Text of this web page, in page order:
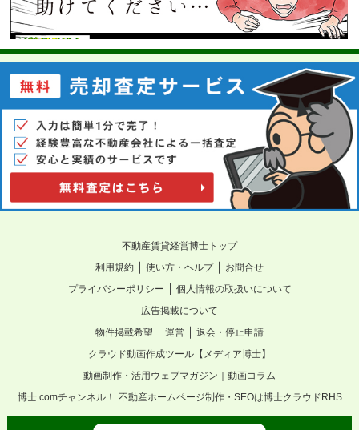
不動産賃貸経営博士トップ
利用規約 ｜ 使い方・ヘルプ｜ お問合せ
プライバシーポリシー ｜ 個人情報の取扱いについて
広告掲載について
物件掲載希望 ｜ 運営 ｜ 退会・停止申請
クラウド動画作成ツール【メディア博士】
動画制作・活用ウェブマガジン｜動画コラム
博士.comチャンネル！
不動産ホームページ制作・SEOは博士クラウドRHS